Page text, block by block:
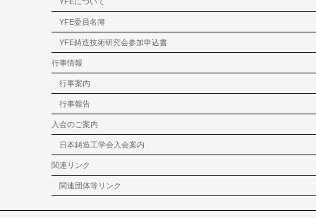
YFE委員名簿
YFE鋳造技術研究会参加申込書
行事情報
行事案内
行事報告
入会のご案内
日本鋳造工学会入会案内
関連リンク
関連団体等リンク